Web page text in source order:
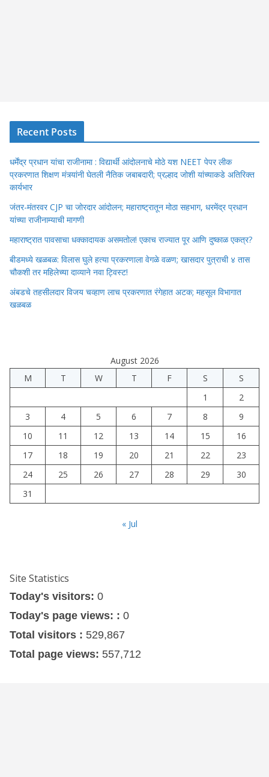
Recent Posts
धर्मेंद्र प्रधान यांचा राजीनामा : विद्यार्थी आंदोलनाचे मोठे यश NEET पेपर लीक
प्रकरणात शिक्षण मंत्र्यांनी घेतली नैतिक जबाबदारी; प्रल्हाद जोशी यांच्याकडे अतिरिक्त
कार्यभार
जंतर-मंतरवर CJP चा जोरदार आंदोलन; महाराष्ट्रातून मोठा सहभाग, धरमेंद्र प्रधान
यांच्या राजीनाम्याची मागणी
महाराष्ट्रात पावसाचा धक्कादायक असमतोल! एकाच राज्यात पूर आणि दुष्काळ एकत्र?
बीडमध्ये खळबळ: विलास घुले हत्या प्रकरणाला वेगळे वळण; खासदार पुत्राची ४ तास
चौकशी तर महिलेच्या दाव्याने नवा ट्विस्ट!
अंबडचे तहसीलदार विजय चव्हाण लाच प्रकरणात रंगेहात अटक; महसूल विभागात
खळबळ
August 2026
M
T W T F S
S
1
2
3
4 5 6 7 8
9
10
11 12 13 14 15
16
17
18 19 20 21 22
23
24
25 26 27 28 29
30
31
« Jul
Site Statistics
Today's visitors: 0
Today's page views: : 0
Total visitors : 529,867
Total page views: 557,712